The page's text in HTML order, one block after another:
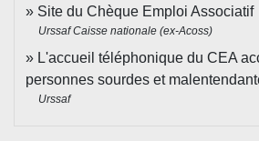
Site du Chèque Emploi Associatif
Urssaf Caisse nationale (ex-Acoss)
L'accueil téléphonique du CEA
personnes sourdes et
Urssaf